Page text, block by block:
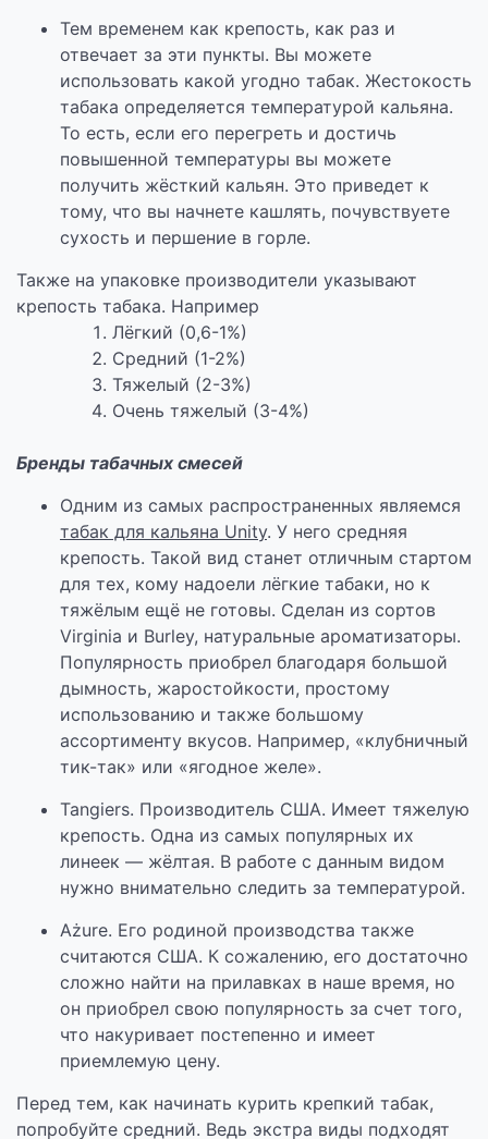
Тем временем как крепость, как раз и
отвечает за эти пункты. Вы можете
использовать какой угодно табак. Жестокость
табака определяется температурой кальяна.
То есть, если его перегреть и достичь
повышенной температуры вы можете
получить жёсткий кальян. Это приведет к
тому, что вы начнете кашлять, почувствуете
сухость и першение в горле.
Также на упаковке производители указывают
крепость табака. Например
Лёгкий (0,6-1%)
Средний (1-2%)
Тяжелый (2-3%)
Очень тяжелый (3-4%)
Бренды табачных смесей
Одним из самых распространенных являемся
табак для кальяна Unity. У него средняя
крепость. Такой вид станет отличным стартом
для тех, кому надоели лёгкие табаки, но к
тяжёлым ещё не готовы. Сделан из сортов
Virginia и Burley, натуральные ароматизаторы.
Популярность приобрел благодаря большой
дымность, жаростойкости, простому
использованию и также большому
ассортименту вкусов. Например, «клубничный
тик-так» или «ягодное желе».
Tangiers. Производитель США. Имеет тяжелую
крепость. Одна из самых популярных их
линеек — жёлтая. В работе с данным видом
нужно внимательно следить за температурой.
Ażure. Его родиной производства также
считаются США. К сожалению, его достаточно
сложно найти на прилавках в наше время, но
он приобрел свою популярность за счет того,
что накуривает постепенно и имеет
приемлемую цену.
Перед тем, как начинать курить крепкий табак,
попробуйте средний. Ведь экстра виды подходят